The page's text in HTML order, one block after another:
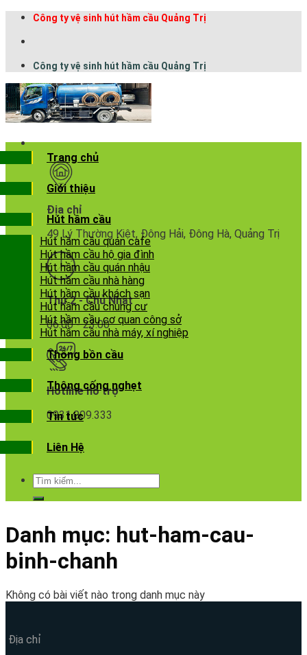
Công ty vệ sinh hút hầm cầu Quảng Trị
Công ty vệ sinh hút hầm cầu Quảng Trị
Địa chỉ
49 Lý Thường Kiệt, Đông Hải, Đông Hà, Quảng Trị
Thứ 2 - Chủ Nhật
06:00 - 23:00
Hotline hỗ trợ
0931.009.333
Trang chủ
Giới thiệu
Hút hầm cầu
Hút hầm cầu quán cafe
Hút hầm cầu hộ gia đình
Hút hầm cầu quán nhậu
Hút hầm cầu nhà hàng
Hút hầm cầu khách sạn
Hút hầm cầu chung cư
Hút hầm cầu cơ quan công sở
Hút hầm cầu nhà máy, xí nghiệp
Thông bồn cầu
Thông cống nghẹt
Tin tức
Liên Hệ
Danh mục: hut-ham-cau-
binh-chanh
Không có bài viết nào trong danh mục này
Địa chỉ